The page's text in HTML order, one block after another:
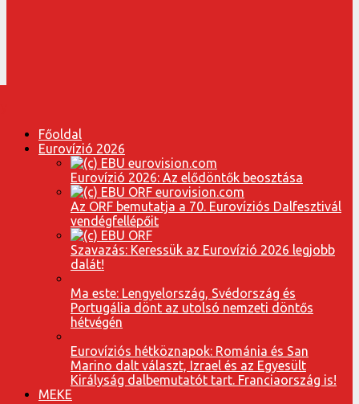
Főoldal
Eurovízió 2026
Eurovízió 2026: Az elődöntők beosztása
Az ORF bemutatja a 70. Eurovíziós Dalfesztivál
vendégfellépőit
Szavazás: Keressük az Eurovízió 2026 legjobb
dalát!
Ma este: Lengyelország, Svédország és
Portugália dönt az utolsó nemzeti döntős
hétvégén
Eurovíziós hétköznapok: Románia és San
Marino dalt választ, Izrael és az Egyesült
Királyság dalbemutatót tart. Franciaország is!
MEKE